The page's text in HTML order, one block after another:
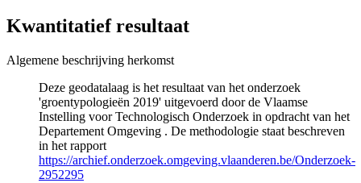
Kwantitatief resultaat
Algemene beschrijving herkomst
Deze geodatalaag is het resultaat van het onderzoek
'groentypologieën 2019' uitgevoerd door de Vlaamse
Instelling voor Technologisch Onderzoek in opdracht van het
Departement Omgeving . De methodologie staat beschreven
in het rapport
https://archief.onderzoek.omgeving.vlaanderen.be/Onderzoek-
2952295